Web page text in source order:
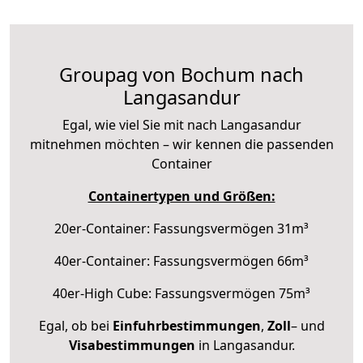
Groupag von Bochum nach
Langasandur
Egal, wie viel Sie mit nach Langasandur
mitnehmen möchten – wir kennen die passenden
Container
Containertypen und Größen:
20er-Container: Fassungsvermögen 31m³
40er-Container: Fassungsvermögen 66m³
40er-High Cube: Fassungsvermögen 75m³
Egal, ob bei Einfuhrbestimmungen, Zoll– und
Visabestimmungen in Langasandur.